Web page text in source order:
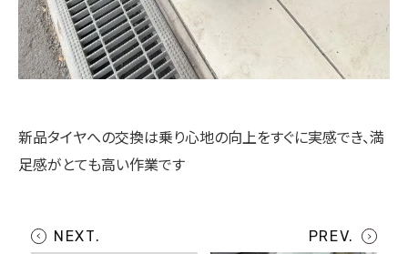
新品タイヤへの交換は乗り心地の向上をすぐに実感でき、満
足感がとても高い作業です